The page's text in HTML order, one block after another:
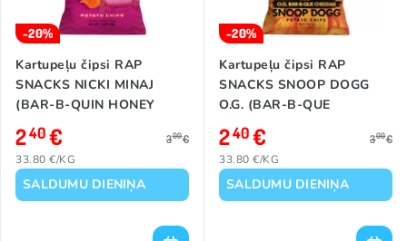
-20%
SALDUMU DIENIŅA
Kartupeļu čipsi RAP
SNACKS NICKI MINAJ
(BAR-B-QUIN HONEY
TRUFFLE), 71g
240€ 300€
33.80 €/KG
-20%
SALDUMU DIENIŅA
Kartupeļu čipsi RAP
SNACKS SNOOP DOGG
O.G. (BAR-B-QUE
CHEDDAR), 71g
240€ 300€
33.80 €/KG